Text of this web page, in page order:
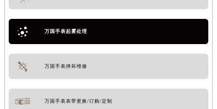
万国手表起雾处理
万国手表摔坏维修
万国手表表带更换/订购/定制